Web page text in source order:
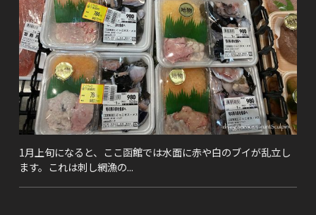
1月上旬になると、ここ函館では水面に赤や白のブイが乱立し
ます。これは刺し網漁の...